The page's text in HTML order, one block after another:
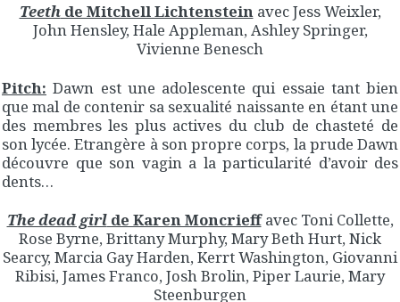
Teethde Mitchell Lichtensteinavec Jess Weixler,
John Hensley, Hale Appleman, Ashley Springer,
Vivienne Benesch
Pitch: Dawn est une adolescente qui essaie tant bien
que mal de contenir sa sexualité naissante en étant une
des membres les plus actives du club de chasteté de
son lycée. Etrangère à son propre corps, la prude Dawn
découvre que son vagin a la particularité d’avoir des
dents…
The dead girlde Karen Moncrieffavec Toni Collette,
Rose Byrne, Brittany Murphy, Mary Beth Hurt, Nick
Searcy, Marcia Gay Harden, Kerrt Washington, Giovanni
Ribisi, James Franco, Josh Brolin, Piper Laurie, Mary
Steenburgen